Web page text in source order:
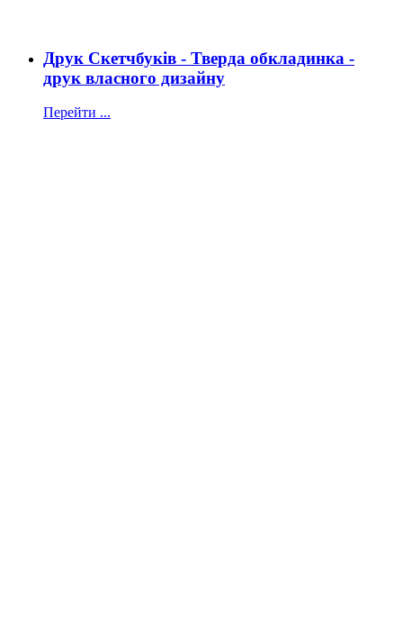
Друк Скетчбуків - Тверда обкладинка -
друк власного дизайну
Перейти ...